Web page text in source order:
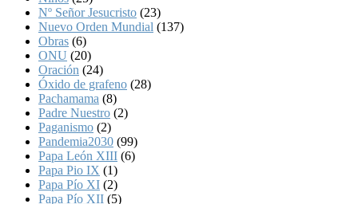
Nº Señor Jesucristo (23)
Nuevo Orden Mundial (137)
Obras (6)
ONU (20)
Oración (24)
Óxido de grafeno (28)
Pachamama (8)
Padre Nuestro (2)
Paganismo (2)
Pandemia2030 (99)
Papa León XIII (6)
Papa Pio IX (1)
Papa Pío XI (2)
Papa Pío XII (5)